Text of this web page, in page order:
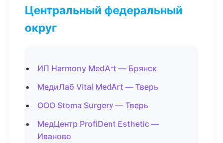
Центральный федеральный
округ
ИП Harmony MedArt — Брянск
МедиЛаб Vital MedArt — Тверь
ООО Stoma Surgery — Тверь
МедЦентр ProfiDent Esthetic —
Иваново